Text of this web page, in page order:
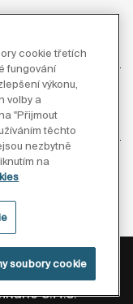
Právní informace
S.A.U.
cookie třetích
fungování
výkonu,
volby a
"Přijmout
těchto
nezbytně
na
soubory cookie